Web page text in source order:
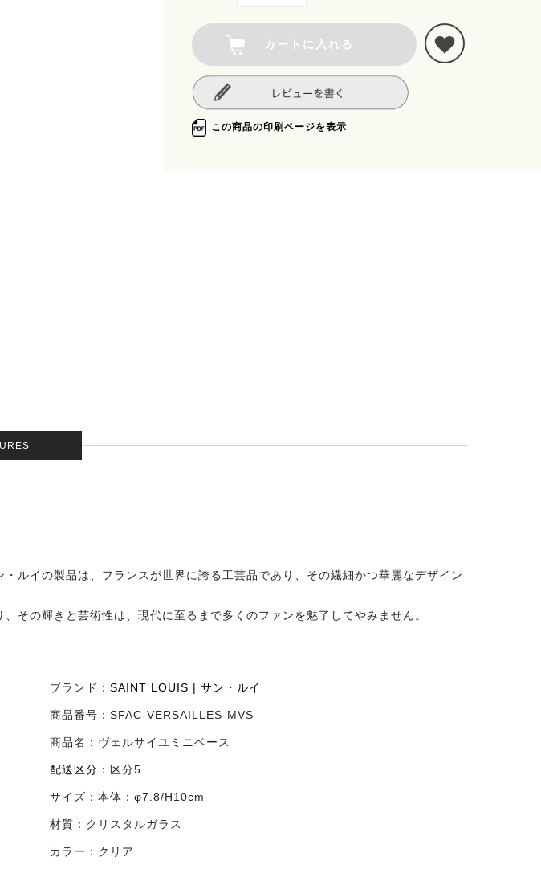
カートに入れる
この商品の印刷ページを表示
ルイの製品は、フランスが世界に誇る工芸品であり、その繊細かつ華麗なデザイン
その輝きと芸術性は、現代に至るまで多くのファンを魅了してやみません。
ブランド： SAINT LOUIS | サン・ルイ
商品番号： SFAC-VERSAILLES-MVS
商品名： ヴェルサイユミニベース
配送区分 ： 区分5
サイズ： 本体：φ7.8/H10cm
材質： クリスタルガラス
カラー： クリア